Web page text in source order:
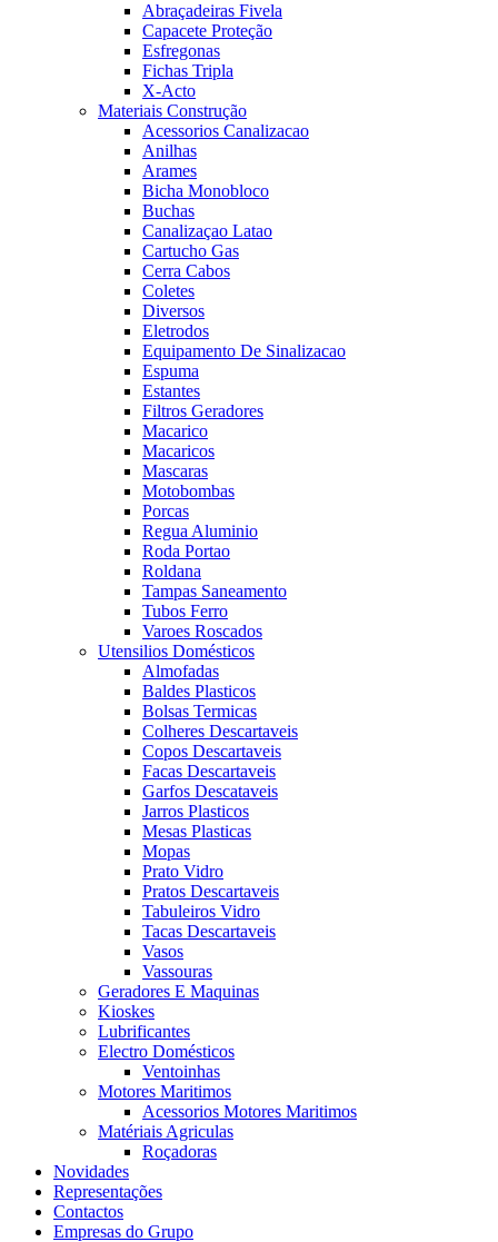
Abraçadeiras Fivela
Capacete Proteção
Esfregonas
Fichas Tripla
X-Acto
Materiais Construção
Acessorios Canalizacao
Anilhas
Arames
Bicha Monobloco
Buchas
Canalizaçao Latao
Cartucho Gas
Cerra Cabos
Coletes
Diversos
Eletrodos
Equipamento De Sinalizacao
Espuma
Estantes
Filtros Geradores
Macarico
Macaricos
Mascaras
Motobombas
Porcas
Regua Aluminio
Roda Portao
Roldana
Tampas Saneamento
Tubos Ferro
Varoes Roscados
Utensilios Domésticos
Almofadas
Baldes Plasticos
Bolsas Termicas
Colheres Descartaveis
Copos Descartaveis
Facas Descartaveis
Garfos Descataveis
Jarros Plasticos
Mesas Plasticas
Mopas
Prato Vidro
Pratos Descartaveis
Tabuleiros Vidro
Tacas Descartaveis
Vasos
Vassouras
Geradores E Maquinas
Kioskes
Lubrificantes
Electro Domésticos
Ventoinhas
Motores Maritimos
Acessorios Motores Maritimos
Matériais Agriculas
Roçadoras
Novidades
Representações
Contactos
Empresas do Grupo